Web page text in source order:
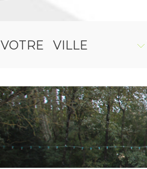
VOTRE VILLE